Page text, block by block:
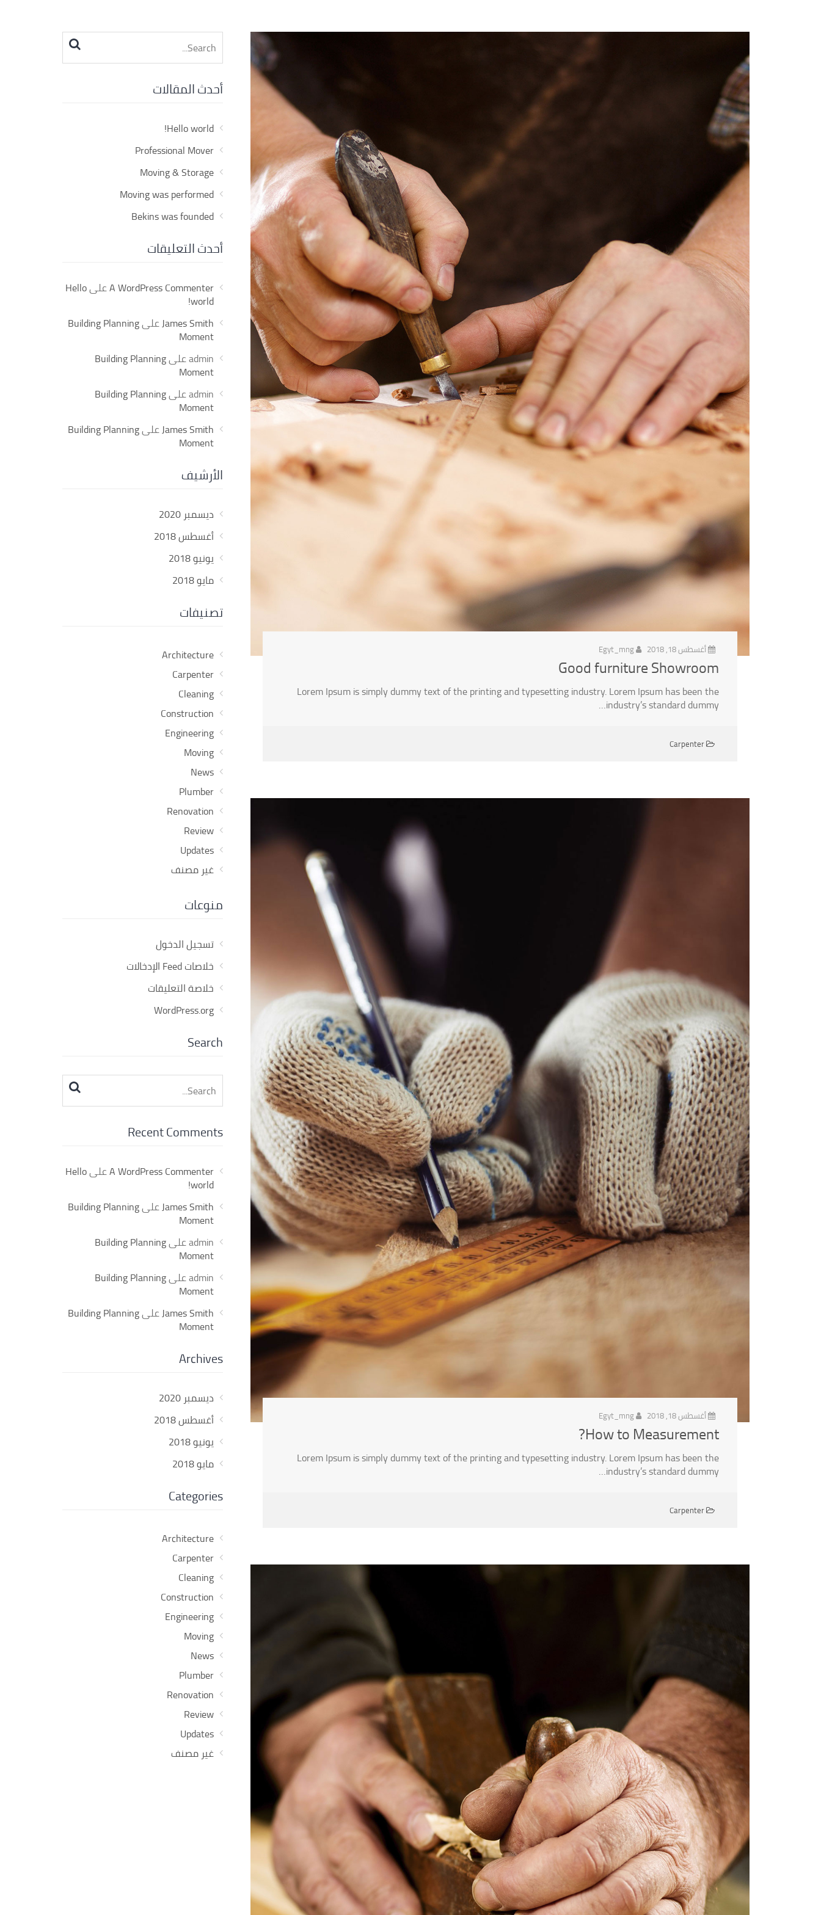
أغسطس 18, 2018 Egyt_mng
Good furniture Showroom
Lorem Ipsum is simply dummy text of the printing and typesetting industry. Lorem Ipsum has been the
industry’s standard dummy…
Carpenter
أغسطس 18, 2018 Egyt_mng
How to Measurement?
Lorem Ipsum is simply dummy text of the printing and typesetting industry. Lorem Ipsum has been the
industry’s standard dummy…
Carpenter
Search
for:
أحدث المقالات
Hello world!
Professional Mover
Moving & Storage
Moving was performed
Bekins was founded
أحدث التعليقات
A WordPress CommenterعلىHello
world!
James SmithعلىBuilding Planning
Moment
adminعلىBuilding Planning
Moment
adminعلىBuilding Planning
Moment
James SmithعلىBuilding Planning
Moment
الأرشيف
ديسمبر 2020
أغسطس 2018
يونيو 2018
مايو 2018
تصنيفات
Architecture
Carpenter
Cleaning
Construction
Engineering
Moving
News
Plumber
Renovation
Review
Updates
غير مصنف
منوعات
تسجيل الدخول
خلاصات Feed الإدخالات
خلاصة التعليقات
WordPress.org
Search
Search
for:
Recent Comments
A WordPress CommenterعلىHello
world!
James SmithعلىBuilding Planning
Moment
adminعلىBuilding Planning
Moment
adminعلىBuilding Planning
Moment
James SmithعلىBuilding Planning
Moment
Archives
ديسمبر 2020
أغسطس 2018
يونيو 2018
مايو 2018
Categories
Architecture
Carpenter
Cleaning
Construction
Engineering
Moving
News
Plumber
Renovation
Review
Updates
غير مصنف